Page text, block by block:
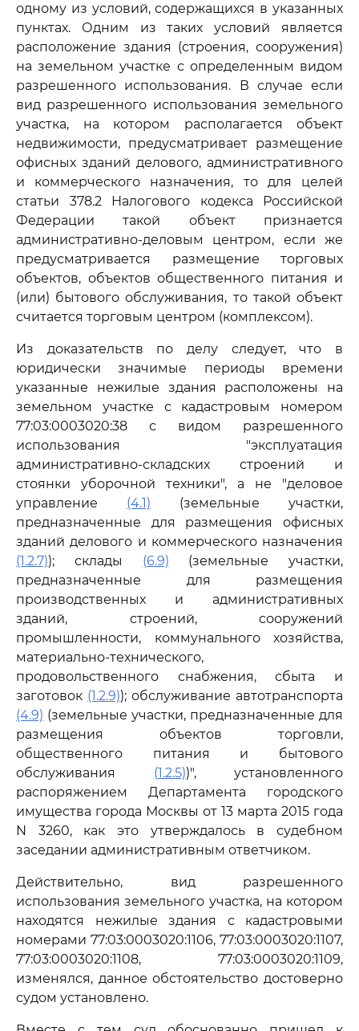
одному из условий, содержащихся в указанных
пунктах. Одним из таких условий является
расположение здания (строения, сооружения)
на земельном участке с определенным видом
разрешенного использования. В случае если
вид разрешенного использования земельного
участка, на котором располагается объект
недвижимости, предусматривает размещение
офисных зданий делового, административного
и коммерческого назначения, то для целей
статьи 378.2 Налогового кодекса Российской
Федерации такой объект признается
административно-деловым центром, если же
предусматривается размещение торговых
объектов, объектов общественного питания и
(или) бытового обслуживания, то такой объект
считается торговым центром (комплексом).
Из доказательств по делу следует, что в
юридически значимые периоды времени
указанные нежилые здания расположены на
земельном участке с кадастровым номером
77:03:0003020:38 с видом разрешенного
использования "эксплуатация
административно-складских строений и
стоянки уборочной техники", а не "деловое
управление (4.1) (земельные участки,
предназначенные для размещения офисных
зданий делового и коммерческого назначения
(1.2.7)); склады (6.9) (земельные участки,
предназначенные для размещения
производственных и административных
зданий, строений, сооружений
промышленности, коммунального хозяйства,
материально-технического,
продовольственного снабжения, сбыта и
заготовок (1.2.9)); обслуживание автотранспорта
(4.9) (земельные участки, предназначенные для
размещения объектов торговли,
общественного питания и бытового
обслуживания (1.2.5))", установленного
распоряжением Департамента городского
имущества города Москвы от 13 марта 2015 года
N 3260, как это утверждалось в судебном
заседании административным ответчиком.
Действительно, вид разрешенного
использования земельного участка, на котором
находятся нежилые здания с кадастровыми
номерами 77:03:0003020:1106, 77:03:0003020:1107,
77:03:0003020:1108, 77:03:0003020:1109,
изменялся, данное обстоятельство достоверно
судом установлено.